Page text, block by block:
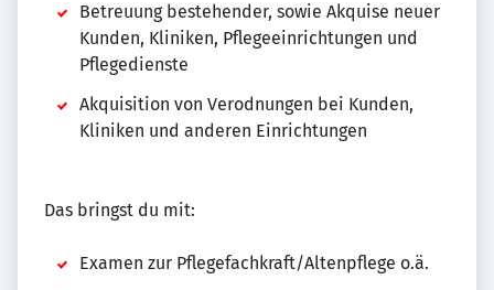
Betreuung bestehender, sowie Akquise neuer
Kunden, Kliniken, Pflegeeinrichtungen und
Pflegedienste
Akquisition von Verodnungen bei Kunden,
Kliniken und anderen Einrichtungen
Das bringst du mit:
Examen zur Pflegefachkraft/Altenpflege o.ä.